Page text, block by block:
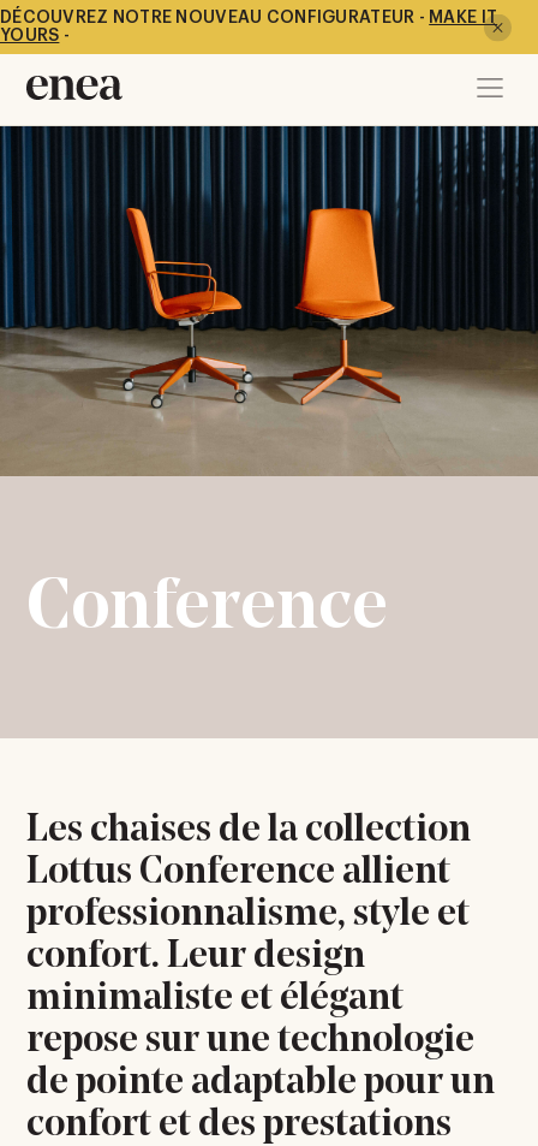
DÉCOUVREZ NOTRE NOUVEAU CONFIGURATEUR - MAKE IT
YOURS -
Conference
Les chaises de la collection
Lottus Conference allient
professionnalisme, style et
confort. Leur design
minimaliste et élégant
repose sur une technologie
de pointe adaptable pour un
confort et des prestations